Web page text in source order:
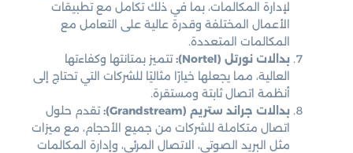
لإدارة المكالمات، بما في ذلك تكامل مع تطبيقات
الأعمال المختلفة وقدرة عالية على التعامل مع
المكالمات المتعددة.
بدالات نورتل (Nortel):
تتميز بمتانتها وكفاءتها
العالية، مما يجعلها خيارًا مثاليًا للشركات التي تحتاج إلى
أنظمة اتصال ثابتة ومستقرة.
بدالات جراند ستريم (Grandstream):
تقدم حلول
اتصال متكاملة للشركات من جميع الأحجام، مع ميزات
مثل البريد الصوتي، الاتصال المرئي، وإدارة المكالمات